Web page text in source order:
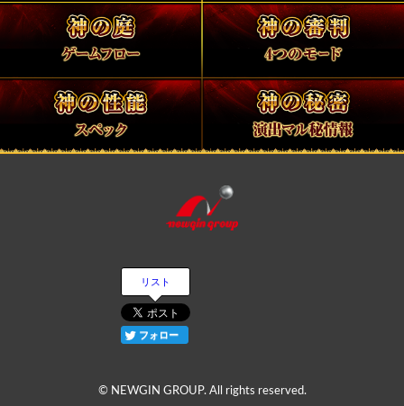
リスト
フォロー
© NEWGIN GROUP. All rights reserved.